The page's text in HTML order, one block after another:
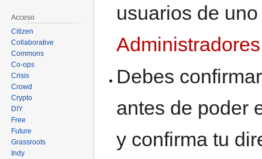
usuarios de
Administradores
Debes
antes de poder
y confirma tu
Acceso
Citizen
Collaborative
Commons
Co-ops
Crisis
Crowd
Crypto
DIY
Free
Future
Grassroots
Indy